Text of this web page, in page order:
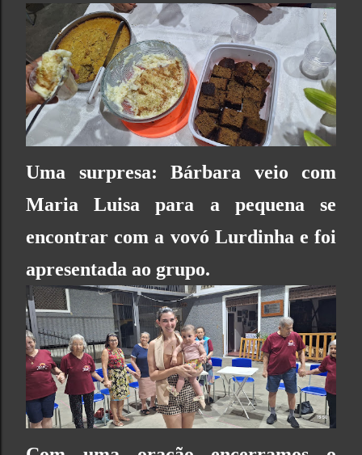
Uma surpresa: Bárbara veio com
Maria Luisa para a pequena se
encontrar com a vovó Lurdinha e foi
apresentada ao grupo.